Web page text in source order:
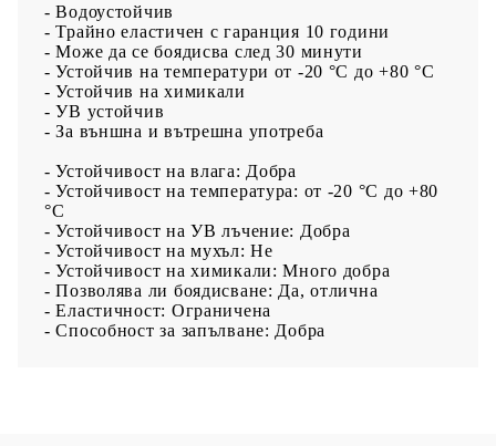
- Водоустойчив
- Трайно еластичен с гаранция 10 години
- Може да се боядисва след 30 минути
- Устойчив на температури от -20 °С до +80 °С
- Устойчив на химикали
- УВ устойчив
- За външна и вътрешна употреба
- Устойчивост на влага: Добра
- Устойчивост на температура: от -20 °С до +80
°С
- Устойчивост на УВ лъчение: Добра
- Устойчивост на мухъл: Не
- Устойчивост на химикали: Много добра
- Позволява ли боядисване: Да, отлична
- Еластичност: Ограничена
- Способност за запълване: Добра